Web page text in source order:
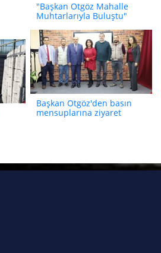
"Başkan Otgöz Mahalle
Muhtarlarıyla Buluştu"
Başkan Otgöz'den basın
mensuplarına ziyaret